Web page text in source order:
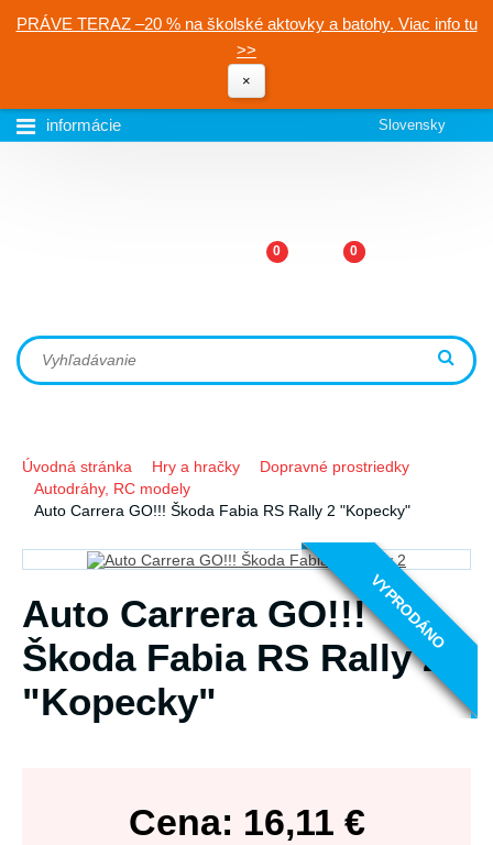
PRÁVE TERAZ –20 % na školské aktovky a batohy. Viac info tu
>>
×
informácie Slovensky
0 0
Úvodná stránka Hry a hračky
Dopravné prostriedky
Autodráhy, RC modely
Auto Carrera GO!!! Škoda Fabia RS Rally 2 "Kopecky"
VYPRODÁNO
Auto Carrera GO!!!
Škoda Fabia RS Rally 2
"Kopecky"
Cena: 16,11 €